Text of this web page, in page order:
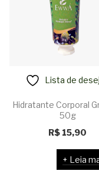
Lista de
Hidratante Corporal
50g
R$ 15,90
Leia